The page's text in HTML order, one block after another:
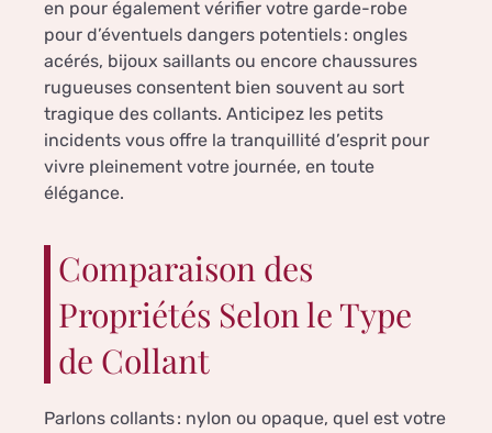
en pour également vérifier votre garde-robe
pour d’éventuels dangers potentiels : ongles
acérés, bijoux saillants ou encore chaussures
rugueuses consentent bien souvent au sort
tragique des collants. Anticipez les petits
incidents vous offre la tranquillité d’esprit pour
vivre pleinement votre journée, en toute
élégance.
Comparaison des
Propriétés Selon le Type
de Collant
Parlons collants : nylon ou opaque, quel est votre